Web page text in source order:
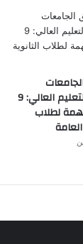
2026..التعليم العالي: 9
لطلاب